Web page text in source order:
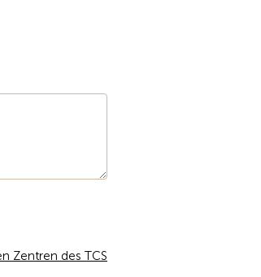
Zentren des TCS